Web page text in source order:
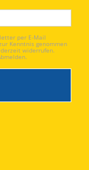
per E-Mail
Kenntnis genommen
widerrufen.